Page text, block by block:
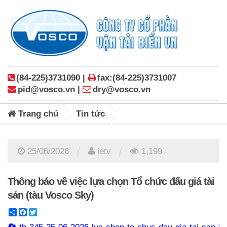
(84-225)3731090 |
fax:(84-225)3731007
pid@vosco.vn |
dry@vosco.vn
Trang chủ Tin tức
25/06/2026 letv 1,199
Thông báo về việc lựa chọn Tổ chức đấu giá tài
sản (tàu Vosco Sky)
ShareFacebook